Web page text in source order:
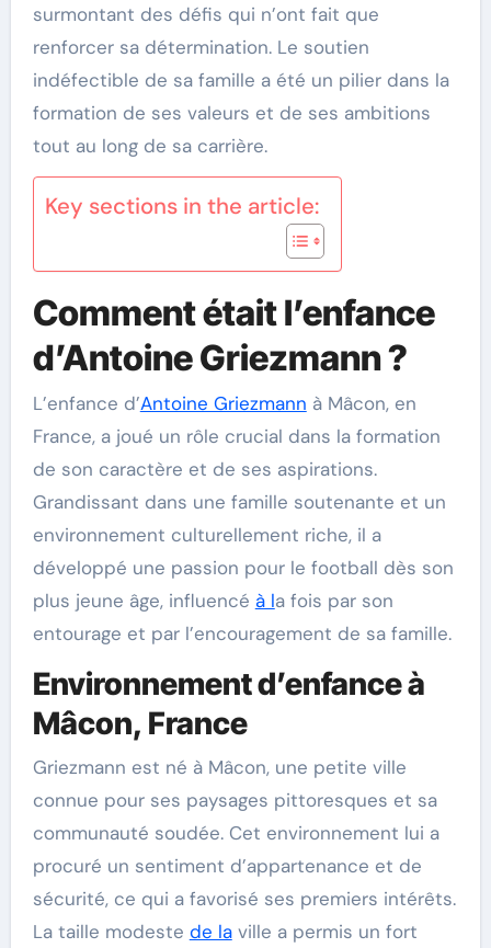
surmontant des défis qui n’ont fait que
renforcer sa détermination. Le soutien
indéfectible de sa famille a été un pilier dans la
formation de ses valeurs et de ses ambitions
tout au long de sa carrière.
Key sections in the article:
Comment était l’enfance
d’Antoine Griezmann ?
L’enfance d’Antoine Griezmann à Mâcon, en
France, a joué un rôle crucial dans la formation
de son caractère et de ses aspirations.
Grandissant dans une famille soutenante et un
environnement culturellement riche, il a
développé une passion pour le football dès son
plus jeune âge, influencé à la fois par son
entourage et par l’encouragement de sa famille.
Environnement d’enfance à
Mâcon, France
Griezmann est né à Mâcon, une petite ville
connue pour ses paysages pittoresques et sa
communauté soudée. Cet environnement lui a
procuré un sentiment d’appartenance et de
sécurité, ce qui a favorisé ses premiers intérêts.
La taille modeste de laville a permis un fort